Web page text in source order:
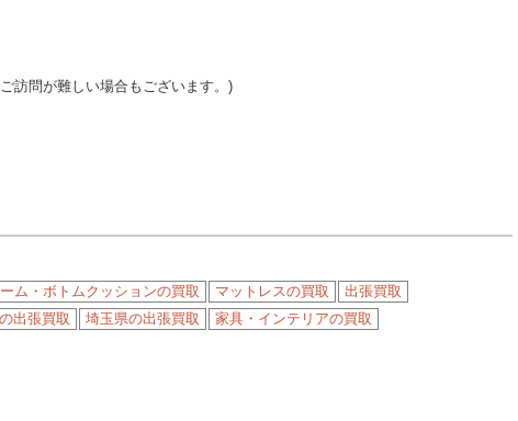
訪問が難しい場合もございます。)
ム・ボトムクッションの買取 マットレスの買取
出張買取
出張買取 埼玉県の出張買取
家具・インテリアの買取